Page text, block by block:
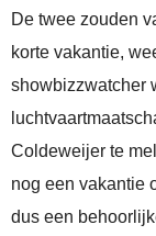
De twee zouden
korte vakantie,
showbizzwatcher
Coldeweijer te
nog een vakantie
dus een